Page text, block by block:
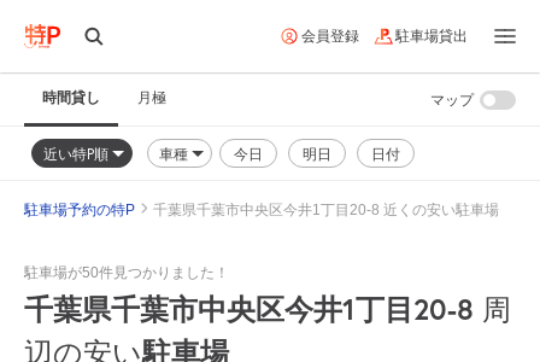
会員登録 駐車場貸出
時間貸し 月極
近い特P順 車種 今日 明日 日付
マップ
駐車場予約の特P 千葉県千葉市中央区今井1丁目20-8 近くの安い駐車場
駐車場が50件見つかりました！
千葉県千葉市中央区今井1丁目20-8 周
辺の安い駐車場